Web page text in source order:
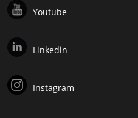
Youtube
Linkedin
Instagram